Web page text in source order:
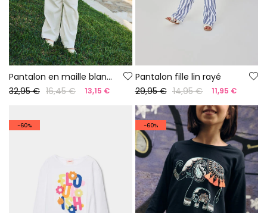
Pantalon en maille blanc pour fille
32,95 € 16,45 € 13,15 €
Pantalon fille lin rayé
29,95 € 14,95 € 11,95 €
-60% -60%